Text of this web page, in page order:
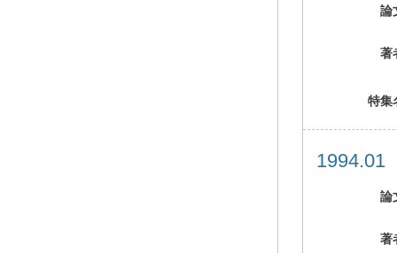
論
著
特集
論
著